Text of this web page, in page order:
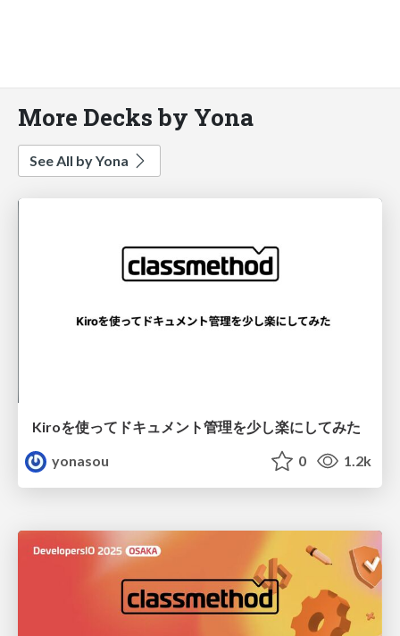
More Decks by Yona
See All by Yona
Kiroを使ってドキュメント管理を少し楽にしてみた
yonasou
0 1.2k